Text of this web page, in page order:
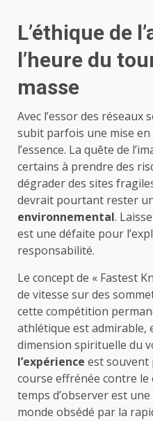
L’éthique de
l’heure du
masse
Avec l’essor des réseaux
subit parfois une mise
l’essence. La quête de
certains à prendre des
dégrader des sites
devrait pourtant rester
environnemental.
est une défaite pour
responsabilité.
Le concept de « Fastest
de vitesse sur des
cette compétition
athlétique est admirable,
dimension spirituelle du
l’expérience est souvent
course effrénée contre
temps d’observer est
monde obsédé par la